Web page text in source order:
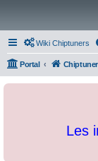
Wiki Chiptuners
Portal Chiptuners.fr
Les